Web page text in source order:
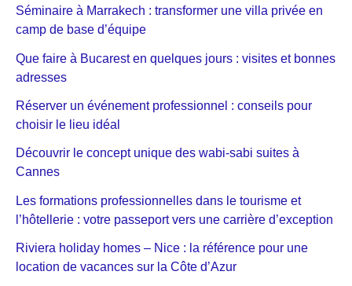
Séminaire à Marrakech : transformer une villa privée en
camp de base d’équipe
Que faire à Bucarest en quelques jours : visites et bonnes
adresses
Réserver un événement professionnel : conseils pour
choisir le lieu idéal
Découvrir le concept unique des wabi-sabi suites à
Cannes
Les formations professionnelles dans le tourisme et
l’hôtellerie : votre passeport vers une carrière d’exception
Riviera holiday homes – Nice : la référence pour une
location de vacances sur la Côte d’Azur